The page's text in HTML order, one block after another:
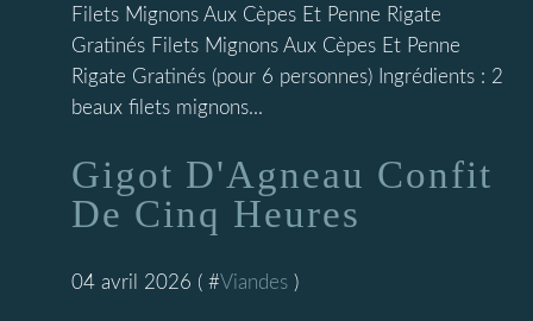
Filets Mignons Aux Cèpes Et Penne Rigate
Gratinés Filets Mignons Aux Cèpes Et Penne
Rigate Gratinés (pour 6 personnes) Ingrédients : 2
beaux filets mignons...
Gigot D'Agneau Confit
De Cinq Heures
04 avril 2026 ( #Viandes )